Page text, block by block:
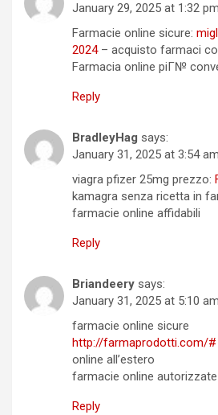
January 29, 2025 at 1:32 pm
Farmacie online sicure:
2024– acquisto farmaci
Farmacia online piГ№
Reply
BradleyHag says:
January 31, 2025 at 3:54 am
viagra pfizer 25mg prezzo:
kamagra senza ricetta in
farmacie online affidabili
Reply
Briandeery says:
January 31, 2025 at 5:10 am
farmacie online sicure
http://farmaprodotti.com/#
online all’estero
farmacie online
Reply